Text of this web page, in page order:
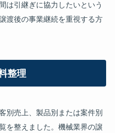
は引継ぎに協力したいという
渡後の事業継続を重視する方
整理
別売上、製品別または案件別
を整えました。機械業界の譲